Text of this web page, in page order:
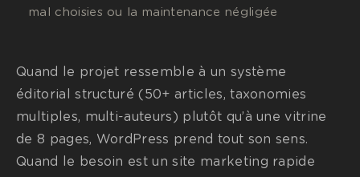
mal choisies ou la maintenance négligée
Quand le projet ressemble à un système
éditorial structuré (50+ articles, taxonomies
multiples, multi-auteurs) plutôt qu’à une vitrine
de 8 pages, WordPress prend tout son sens.
Quand le besoin est un site marketing rapide